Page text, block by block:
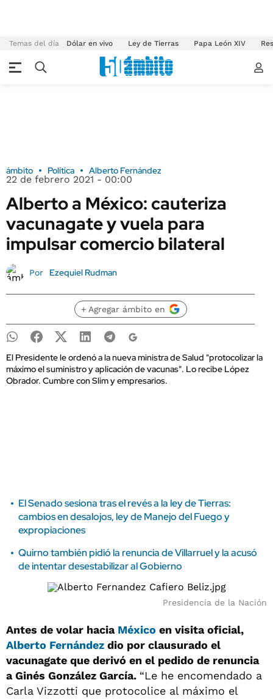
Temas del día Dólar en vivo Ley de Tierras Papa León XIV
ámbito Política Alberto Fernández
22 de febrero 2021 - 00:00
Alberto a México: cauteriza
vacunagate y vuela para
impulsar comercio bilateral
Por Ezequiel Rudman
+ Agregar ámbito en
El Presidente le ordenó a la nueva ministra de Salud "protocolizar la
máximo el suministro y aplicación de vacunas". Lo recibe López
Obrador. Cumbre con Slim y empresarios.
El Senado sesiona tras el revés a la ley de Tierras:
cambios en desalojos, ley de Manejo del Fuego y
expropiaciones
Quirno también pidió la renuncia de Villarruel y la acusó
de intentar desestabilizar al Gobierno
Presidencia de la Nación
Antes de volar hacia México en visita oficial,
Alberto Fernández dio por clausurado el
vacunagate que derivó en el pedido de renuncia
a Ginés González García. “Le he encomendado a
Carla Vizzotti que protocolice al máximo el